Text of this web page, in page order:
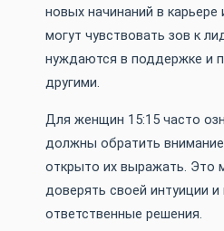
новых начинаний в
могут чувствовать зов к
нуждаются в поддержке и
другими.
Для женщин 15:15 часто
должны обратить
открыто их выражать. Это
доверять своей интуиции и
ответственные решения.